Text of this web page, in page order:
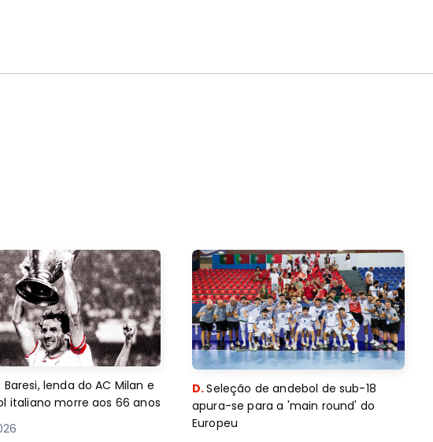
Baresi, lenda do AC Milan e
italiano morre aos 66 anos
D.Seleção de andebol de sub-18
apura-se para a 'main round' do
Europeu